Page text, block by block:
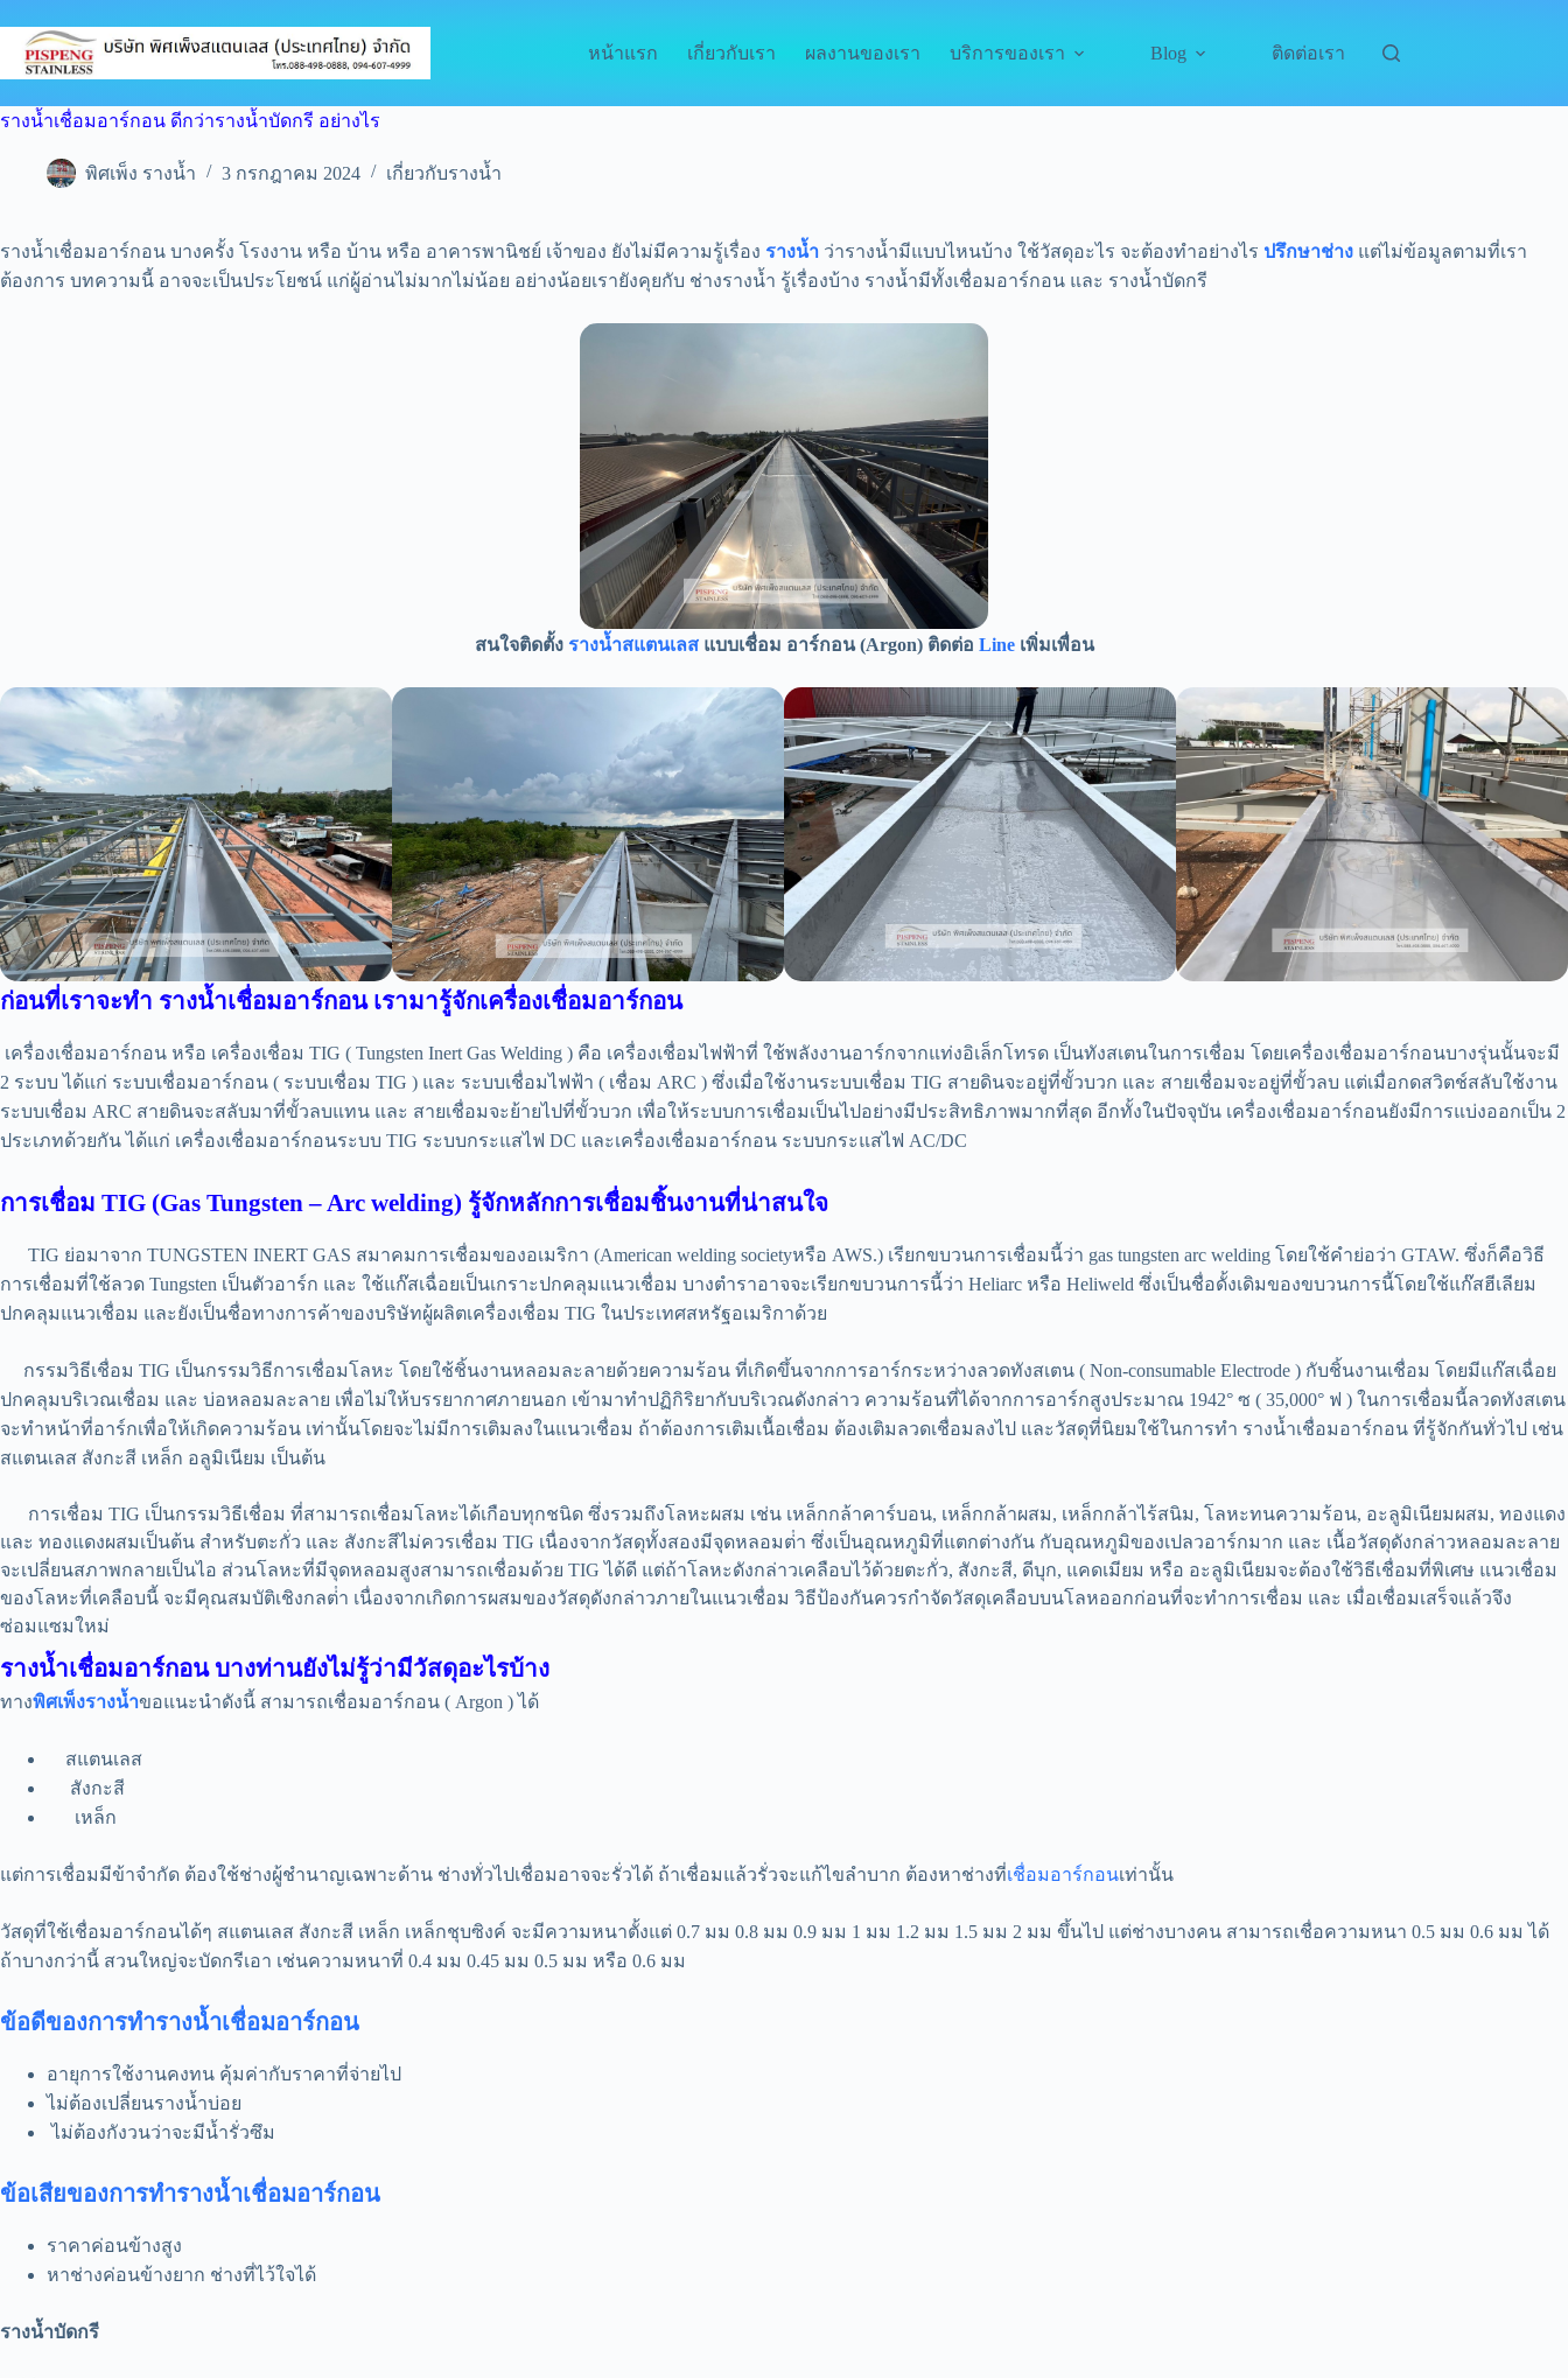
to
content
หน้าแรก เกี่ยวกับเรา ผลงานของเรา บริการของเรา Blog ติดต่อเรา
รางน้ำเชื่อมอาร์กอน ดีกว่ารางน้ำบัดกรี อย่างไร
พิศเพ็ง รางน้ำ 3 กรกฎาคม 2024 เกี่ยวกับรางน้ำ
รางน้ำเชื่อมอาร์กอน บางครั้ง โรงงาน หรือ บ้าน หรือ อาคารพานิชย์ เจ้าของ ยังไม่มีความรู้เรื่อง รางน้ำ ว่ารางน้ำมีแบบไหนบ้าง ใช้วัสดุอะไร จะต้องทำอย่างไร ปรึกษาช่าง แต่ไม่ข้อมูลตามที่เรา
ต้องการ บทความนี้ อาจจะเป็นประโยชน์ แก่ผู้อ่านไม่มากไม่น้อย อย่างน้อยเรายังคุยกับ ช่างรางน้ำ รู้เรื่องบ้าง รางน้ำมีทั้งเชื่อมอาร์กอน และ รางน้ำบัดกรี
สนใจติดตั้ง รางน้ำสแตนเลสแบบเชื่อม อาร์กอน (Argon) ติดต่อ Lineเพิ่มเพื่อน
ก่อนที่เราจะทำ รางน้ำเชื่อมอาร์กอน เรามารู้จักเครื่องเชื่อมอาร์กอน
เครื่องเชื่อมอาร์กอน หรือ เครื่องเชื่อม TIG ( Tungsten Inert Gas Welding ) คือ เครื่องเชื่อมไฟฟ้าที่ ใช้พลังงานอาร์กจากแท่งอิเล็กโทรด เป็นทังสเตนในการเชื่อม โดยเครื่องเชื่อมอาร์กอนบางรุ่นนั้นจะมี
2 ระบบ ได้แก่ ระบบเชื่อมอาร์กอน ( ระบบเชื่อม TIG ) และ ระบบเชื่อมไฟฟ้า ( เชื่อม ARC ) ซึ่งเมื่อใช้งานระบบเชื่อม TIG สายดินจะอยู่ที่ขั้วบวก และ สายเชื่อมจะอยู่ที่ขั้วลบ แต่เมื่อกดสวิตช์สลับใช้งาน
ระบบเชื่อม ARC สายดินจะสลับมาที่ขั้วลบแทน และ สายเชื่อมจะย้ายไปที่ขั้วบวก เพื่อให้ระบบการเชื่อมเป็นไปอย่างมีประสิทธิภาพมากที่สุด อีกทั้งในปัจจุบัน เครื่องเชื่อมอาร์กอนยังมีการแบ่งออกเป็น 2
ประเภทด้วยกัน ได้แก่ เครื่องเชื่อมอาร์กอนระบบ TIG ระบบกระแสไฟ DC และเครื่องเชื่อมอาร์กอน ระบบกระแสไฟ AC/DC
การเชื่อม TIG (Gas Tungsten – Arc welding) รู้จักหลักการเชื่อมชิ้นงานที่น่าสนใจ
TIG ย่อมาจาก TUNGSTEN INERT GAS สมาคมการเชื่อมของอเมริกา (American welding societyหรือ AWS.) เรียกขบวนการเชื่อมนี้ว่า gas tungsten arc welding โดยใช้คําย่อว่า GTAW. ซึ่งก็คือวิธี
การเชื่อมที่ใช้ลวด Tungsten เป็นตัวอาร์ก และ ใช้แก๊สเฉื่อยเป็นเกราะปกคลุมแนวเชื่อม บางตําราอาจจะเรียกขบวนการนี้ว่า Heliarc หรือ Heliweld ซึ่งเป็นชื่อดั้งเดิมของขบวนการนี้โดยใช้แก๊สฮีเลียม
ปกคลุมแนวเชื่อม และยังเป็นชื่อทางการค้าของบริษัทผู้ผลิตเครื่องเชื่อม TIG ในประเทศสหรัฐอเมริกาด้วย
กรรมวิธีเชื่อม TIG เป็นกรรมวิธีการเชื่อมโลหะ โดยใช้ชิ้นงานหลอมละลายด้วยความร้อน ที่เกิดขึ้นจากการอาร์กระหว่างลวดทังสเตน ( Non-consumable Electrode ) กับชิ้นงานเชื่อม โดยมีแก๊สเฉื่อย
ปกคลุมบริเวณเชื่อม และ บ่อหลอมละลาย เพื่อไม่ให้บรรยากาศภายนอก เข้ามาทําปฏิกิริยากับบริเวณดังกล่าว ความร้อนที่ได้จากการอาร์กสูงประมาณ 1942° ซ ( 35,000° ฟ ) ในการเชื่อมนี้ลวดทังสเตน
จะทําหน้าที่อาร์กเพื่อให้เกิดความร้อน เท่านั้นโดยจะไม่มีการเติมลงในแนวเชื่อม ถ้าต้องการเติมเนื้อเชื่อม ต้องเติมลวดเชื่อมลงไป และวัสดุที่นิยมใช้ในการทำ รางน้ำเชื่อมอาร์กอน ที่รู้จักกันทั่วไป เช่น
สแตนเลส สังกะสี เหล็ก อลูมิเนียม เป็นต้น
การเชื่อม TIG เป็นกรรมวิธีเชื่อม ที่สามารถเชื่อมโลหะได้เกือบทุกชนิด ซึ่งรวมถึงโลหะผสม เช่น เหล็กกล้าคาร์บอน, เหล็กกล้าผสม, เหล็กกล้าไร้สนิม, โลหะทนความร้อน, อะลูมิเนียมผสม, ทองแดง
และ ทองแดงผสมเป็นต้น สําหรับตะกั่ว และ สังกะสีไม่ควรเชื่อม TIG เนื่องจากวัสดุทั้งสองมีจุดหลอมต่ํา ซึ่งเป็นอุณหภูมิที่แตกต่างกัน กับอุณหภูมิของเปลวอาร์กมาก และ เนื้อวัสดุดังกล่าวหลอมละลาย
จะเปลี่ยนสภาพกลายเป็นไอ ส่วนโลหะที่มีจุดหลอมสูงสามารถเชื่อมด้วย TIG ได้ดี แต่ถ้าโลหะดังกล่าวเคลือบไว้ด้วยตะกั่ว, สังกะสี, ดีบุก, แคดเมียม หรือ อะลูมิเนียมจะต้องใช้วิธีเชื่อมที่พิเศษ แนวเชื่อม
ของโลหะที่เคลือบนี้ จะมีคุณสมบัติเชิงกลต่ํา เนื่องจากเกิดการผสมของวัสดุดังกล่าวภายในแนวเชื่อม วิธีป้องกันควรกําจัดวัสดุเคลือบบนโลหออกก่อนที่จะทําการเชื่อม และ เมื่อเชื่อมเสร็จแล้วจึง
ซ่อมแซมใหม่
รางน้ำเชื่อมอาร์กอน บางท่านยังไม่รู้ว่ามีวัสดุอะไรบ้าง
ทางพิศเพ็งรางน้ำขอแนะนำดังนี้ สามารถเชื่อมอาร์กอน ( Argon ) ได้
สแตนเลส
สังกะสี
เหล็ก
แต่การเชื่อมมีข้าจำกัด ต้องใช้ช่างผู้ชำนาญเฉพาะด้าน ช่างทั่วไปเชื่อมอาจจะรั่วได้ ถ้าเชื่อมแล้วรั่วจะแก้ไขลำบาก ต้องหาช่างที่เชื่อมอาร์กอนเท่านั้น
วัสดุที่ใช้เชื่อมอาร์กอนได้ๆ สแตนเลส สังกะสี เหล็ก เหล็กชุบซิงค์ จะมีความหนาตั้งแต่ 0.7 มม 0.8 มม 0.9 มม 1 มม 1.2 มม 1.5 มม 2 มม ขึ้นไป แต่ช่างบางคน สามารถเชื่อความหนา 0.5 มม 0.6 มม ได้
ถ้าบางกว่านี้ สวนใหญ่จะบัดกรีเอา เช่นความหนาที่ 0.4 มม 0.45 มม 0.5 มม หรือ 0.6 มม
ข้อดีของการทำรางน้ำเชื่อมอาร์กอน
อายุการใช้งานคงทน คุ้มค่ากับราคาที่จ่ายไป
ไม่ต้องเปลี่ยนรางน้ำบ่อย
ไม่ต้องกังวนว่าจะมีน้ำรั่วซึม
ข้อเสียของการทำรางน้ำเชื่อมอาร์กอน
ราคาค่อนข้างสูง
หาช่างค่อนข้างยาก ช่างที่ไว้ใจได้
รางน้ำบัดกรี